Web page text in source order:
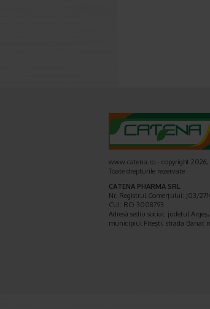
www.catena.ro - copyright 2026,
Toate drepturile rezervate
CATENA PHARMA SRL
Nr. Registrul Comerţului: J03/
CUI: RO 3008793
Adresă sediu social: judetul Argeş,
municipiul Piteşti, strada Banat